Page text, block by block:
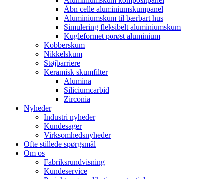
Åbn celle aluminiumskumpanel
Aluminiumskum til bærbart hus
Simulering fleksibelt aluminiumskum
Kugleformet porøst aluminium
Kobberskum
Nikkelskum
Støjbarriere
Keramisk skumfilter
Alumina
Siliciumcarbid
Zirconia
Nyheder
Industri nyheder
Kundesager
Virksomhedsnyheder
Ofte stillede spørgsmål
Om os
Fabriksrundvisning
Kundeservice